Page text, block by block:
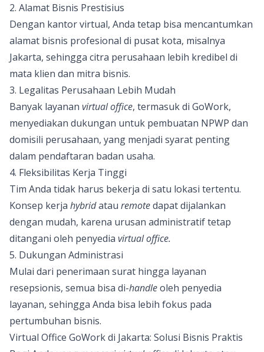
2. Alamat Bisnis Prestisius
Dengan kantor virtual, Anda tetap bisa mencantumkan
alamat bisnis profesional di pusat kota, misalnya
Jakarta, sehingga citra perusahaan lebih kredibel di
mata klien dan mitra bisnis.
3. Legalitas Perusahaan Lebih Mudah
Banyak layanan virtual office, termasuk di GoWork,
menyediakan dukungan untuk pembuatan NPWP dan
domisili perusahaan, yang menjadi syarat penting
dalam pendaftaran badan usaha.
4. Fleksibilitas Kerja Tinggi
Tim Anda tidak harus bekerja di satu lokasi tertentu.
Konsep kerja hybridatau remotedapat dijalankan
dengan mudah, karena urusan administratif tetap
ditangani oleh penyedia virtual office.
5. Dukungan Administrasi
Mulai dari penerimaan surat hingga layanan
resepsionis, semua bisa di-handleoleh penyedia
layanan, sehingga Anda bisa lebih fokus pada
pertumbuhan bisnis.
Virtual Office GoWork di Jakarta: Solusi Bisnis Praktis